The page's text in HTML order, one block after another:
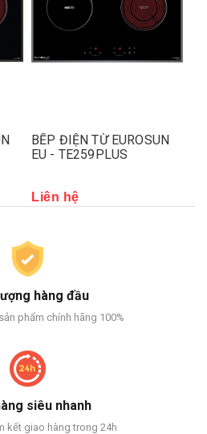
BẾP ĐIỆN TỪ EUROSUN
EU - TE259PLUS
Liên hệ
hàng đầu
phẩm chính hãng 100%
siêu nhanh
kết giao hàng trong 24h